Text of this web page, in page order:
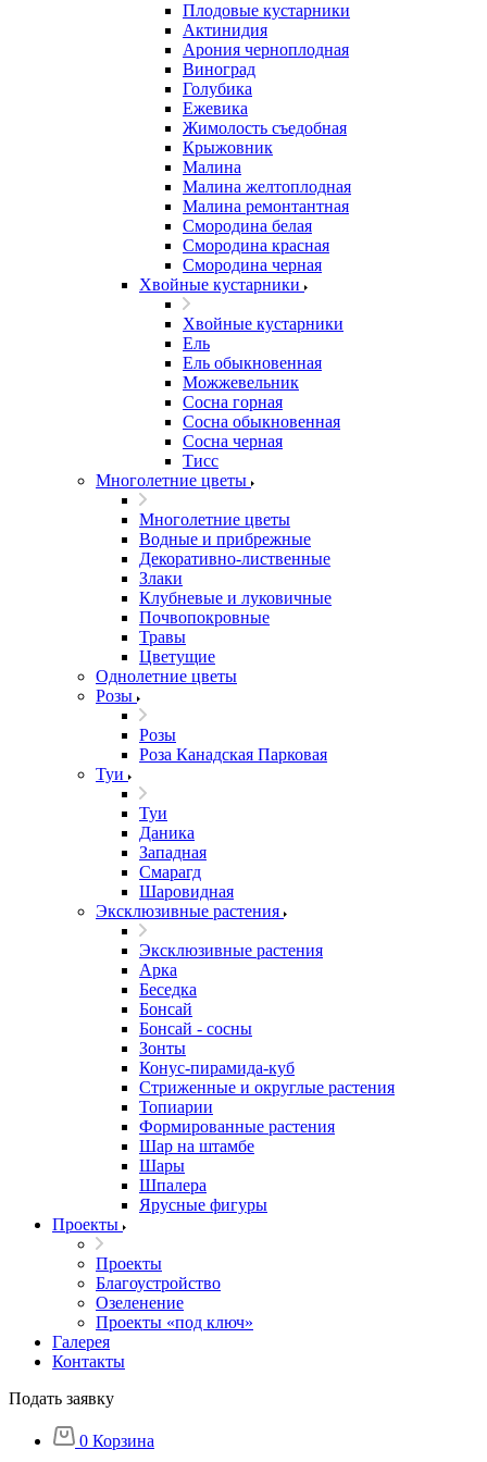
Плодовые кустарники
Актинидия
Арония черноплодная
Виноград
Голубика
Ежевика
Жимолость съедобная
Крыжовник
Малина
Малина желтоплодная
Малина ремонтантная
Смородина белая
Смородина красная
Смородина черная
Хвойные кустарники
Хвойные кустарники
Ель
Ель обыкновенная
Можжевельник
Сосна горная
Сосна обыкновенная
Сосна черная
Тисс
Многолетние цветы
Многолетние цветы
Водные и прибрежные
Декоративно-лиственные
Злаки
Клубневые и луковичные
Почвопокровные
Травы
Цветущие
Однолетние цветы
Розы
Розы
Роза Канадская Парковая
Туи
Туи
Даника
Западная
Смарагд
Шаровидная
Эксклюзивные растения
Эксклюзивные растения
Арка
Беседка
Бонсай
Бонсай - сосны
Зонты
Конус-пирамида-куб
Стриженные и округлые растения
Топиарии
Формированные растения
Шар на штамбе
Шары
Шпалера
Ярусные фигуры
Проекты
Проекты
Благоустройство
Озеленение
Проекты «под ключ»
Галерея
Контакты
Подать заявку
0 Корзина